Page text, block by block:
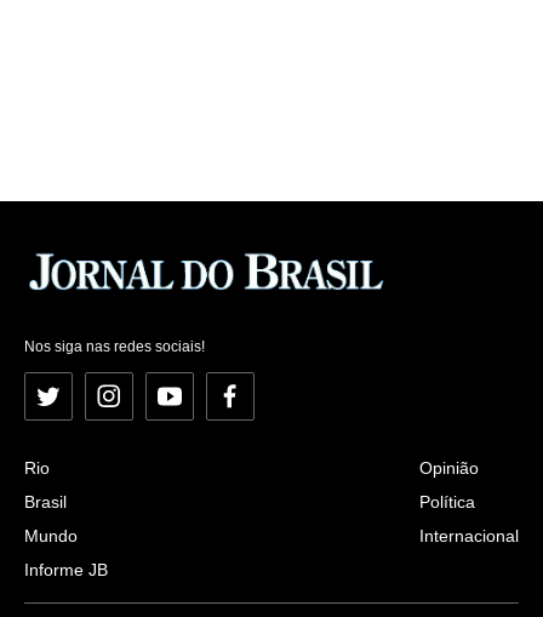
Nos siga nas redes sociais!
Twitter InstagramYouTubeFacebook
Rio
Brasil
Mundo
Informe JB
Opinião
Política
Internacional